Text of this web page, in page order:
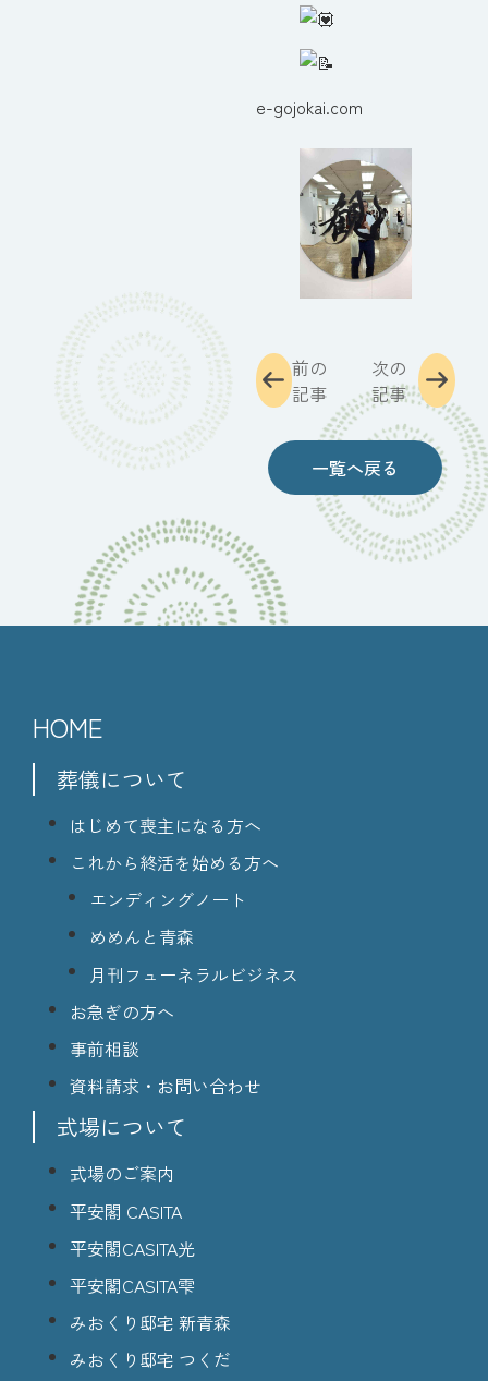
e-gojokai.com
前の
記事
一覧へ戻る
次の
記事
HOME
葬儀について
はじめて喪主になる方へ
これから終活を始める方へ
エンディングノート
めめんと青森
月刊フューネラルビジネス
お急ぎの方へ
事前相談
資料請求・お問い合わせ
式場について
式場のご案内
平安閣 CASITA
平安閣CASITA光
平安閣CASITA雫
みおくり邸宅 新青森
みおくり邸宅 つくだ